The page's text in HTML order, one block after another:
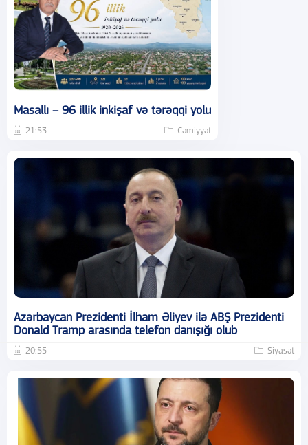
Masallı – 96 illik inkişaf və tərəqqi yolu
21:53 Cəmiyyət
Azərbaycan Prezidenti İlham Əliyev ilə ABŞ Prezidenti
Donald Tramp arasında telefon danışığı olub
20:55 Siyasət